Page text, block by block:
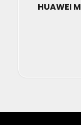
HUAWEI